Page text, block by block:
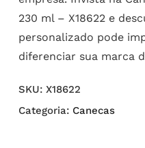
230 ml – X18622 e
personalizado pode
diferenciar sua marca
SKU: X18622
Categoria: Canecas